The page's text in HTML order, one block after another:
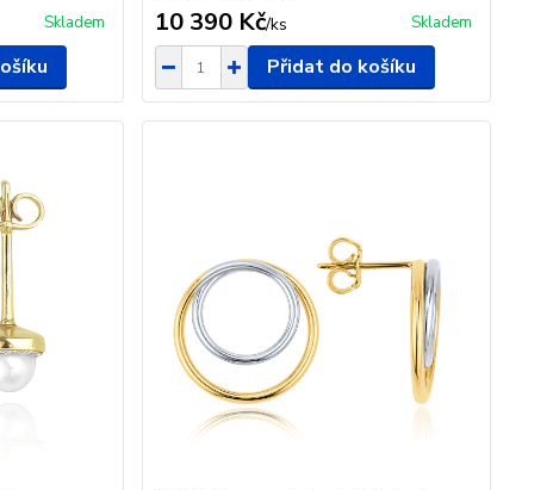
Skladem 10 390 Kč/ks Skladem
Přidat do košíku